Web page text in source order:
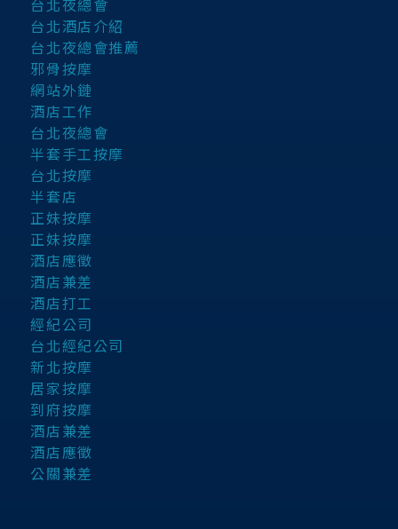
台北夜總會
台北酒店介紹
台北夜總會推薦
邪骨按摩
網站外鏈
酒店工作
台北夜總會
半套手工按摩
台北按摩
半套店
正妹按摩
正妹按摩
酒店應徵
酒店兼差
酒店打工
經紀公司
台北經紀公司
新北按摩
居家按摩
到府按摩
酒店兼差
酒店應徵
公關兼差